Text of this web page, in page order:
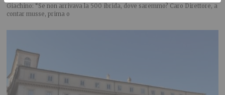
Giachino: “Se non arrivava la 500 ibrida, dove saremmo? Caro Direttore, a
contar musse, prima o